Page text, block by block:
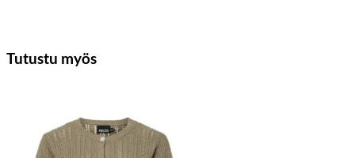
Tutustu myös